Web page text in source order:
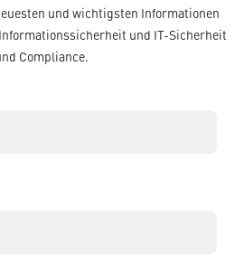
und wichtigsten Informationen
und IT-Sicherheit
Compliance.